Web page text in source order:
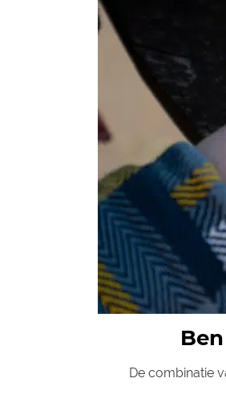
De combinatie